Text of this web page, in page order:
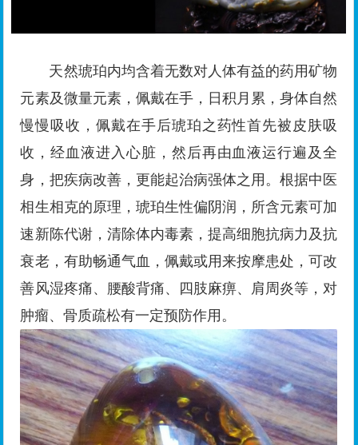
天然琥珀内均含着无数对人体有益的药用矿物
元素及微量元素，佩戴在手，日积月累，身体自然
慢慢吸收，佩戴在手后琥珀之药性首先被皮肤吸
收，经血液进入心脏，然后再由血液运行遍及全
身，把疾病改善，更能起治病强体之用。根据中医
相生相克的原理，琥珀生性偏阴润，所含元素可加
速新陈代谢，清除体内毒素，提高细胞抗病力及抗
衰老，有助畅通气血，佩戴或用来按摩患处，可改
善风湿疼痛、腰酸背痛、四肢麻痹、肩周炎等，对
肿瘤、骨质疏松有一定预防作用。